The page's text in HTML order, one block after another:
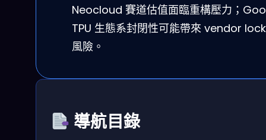
Neocloud 賽道估值面臨重構壓力；
TPU 生態系封閉性可能帶來 vendor
風險。
導航目錄